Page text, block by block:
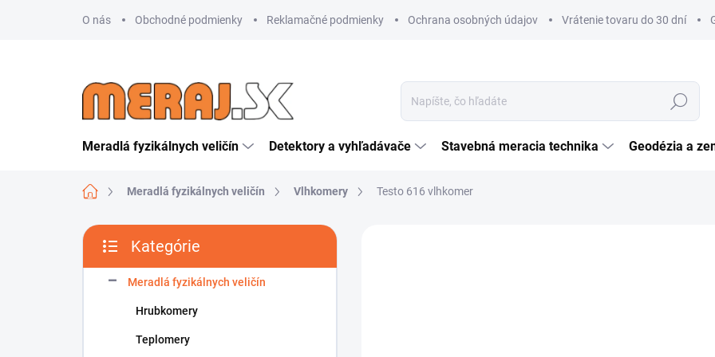
O nás Obchodné podmienky Reklamačné podmienky Ochrana osobných údajov Vrátenie tovaru do 30 dní
Hľadať
Meradlá fyzikálnych veličín Detektory a vyhľadávače Stavebná meracia technika Geodézia a
DomovMeradlá fyzikálnych veličín Vlhkomery Testo 616 vlhkomer
B
č
kategórie
Kategórie
Meradlá fyzikálnych veličín
Hrubkomery
Teplomery